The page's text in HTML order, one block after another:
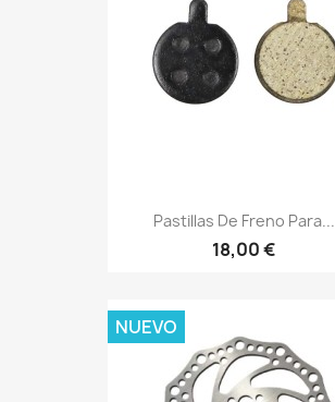
Pastillas De Freno Para...
18,00 €
NUEVO